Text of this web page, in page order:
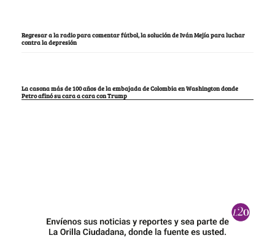
Regresar a la radio para comentar fútbol, la solución de Iván Mejía para luchar
contra la depresión
La casona más de 100 años de la embajada de Colombia en Washington donde
Petro afinó su cara a cara con Trump